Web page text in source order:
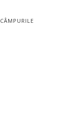
CÂMPURILE